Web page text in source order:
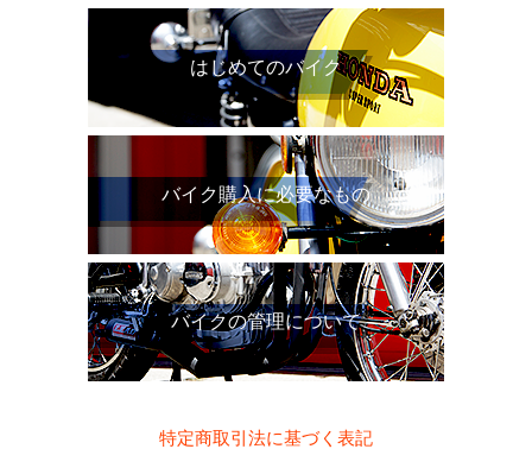
はじめてのバイク
バイク購入に必要なもの
バイクの管理について
特定商取引法に基づく表記